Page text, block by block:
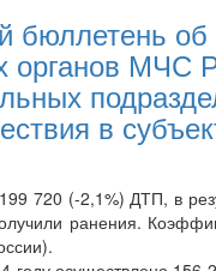
об
органов МЧС
в
720 (-2,1%) ДТП, в
ранения.